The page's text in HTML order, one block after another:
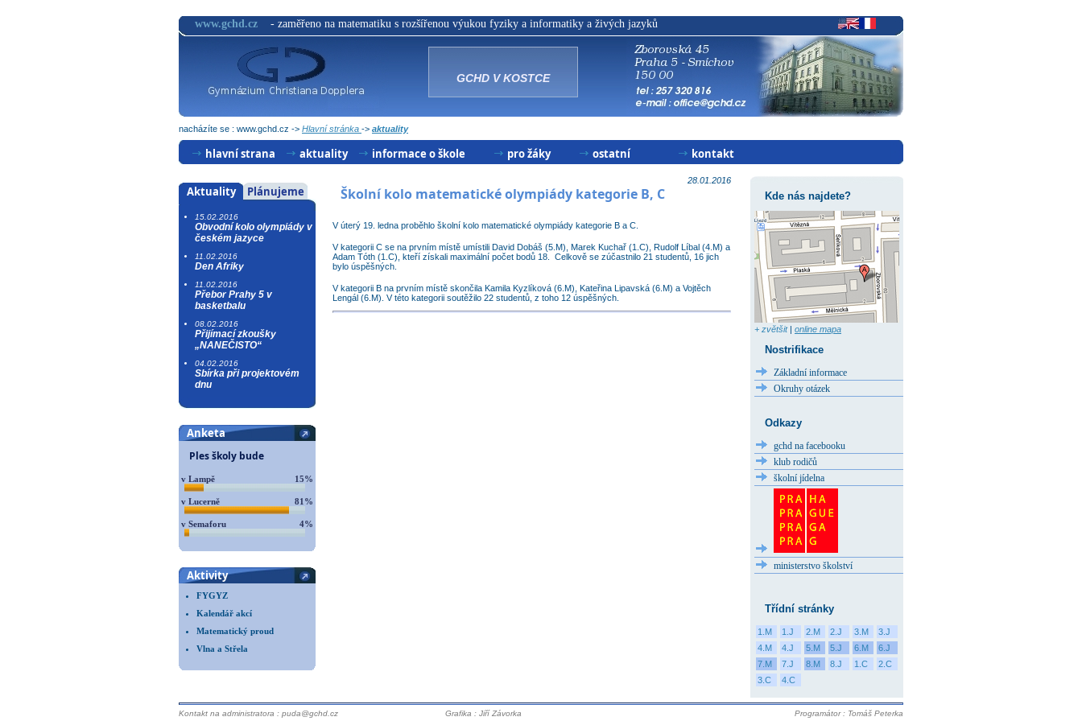
www.gchd.cz - zaměřeno na matematiku s rozšířenou výukou fyziky a informatiky a živých jazyků
GCHD V KOSTCE
nacházíte se : www.gchd.cz -> Hlavní stránka -> aktuality
hlavní strana
aktuality
úspěchy
archiv
informace o škole
přijímací řízení
studijní obory
učební plány
třídy
pro žáky
kalendář
knihovna
maturity
rozvrhy
suplování
ostatní
klub rodičů
školská rada
výroční zprávy
výzvy
kontakt
konzultace
Aktuality Plánujeme
15.02.2016
Obvodní kolo olympiády v
českém jazyce
11.02.2016
Den Afriky
11.02.2016
Přebor Prahy 5 v
basketbalu
08.02.2016
Přijímací zkoušky
„NANEČISTO“
04.02.2016
Sbírka při projektovém
dnu
Anketa
Ples školy bude
v Lampě 15%
v Lucerně 81%
v Semaforu 4%
Aktivity
FYGYZ
Kalendář akcí
Matematický proud
Vlna a Střela
28.01.2016
Školní kolo matematické olympiády kategorie B, C
V úterý 19. ledna proběhlo školní kolo matematické olympiády kategorie B a C.
V kategorii C se na prvním místě umístili David Dobáš (5.M), Marek Kuchař (1.C), Rudolf Líbal (4.M) a
Adam Tóth (1.C), kteří získali maximální počet bodů 18. Celkově se zúčastnilo 21 studentů, 16 jich
bylo úspěšných.
V kategorii B na prvním místě skončila Kamila Kyzlíková (6.M), Kateřina Lipavská (6.M) a Vojtěch
Lengál (6.M). V této kategorii soutěžilo 22 studentů, z toho 12 úspěšných.
Kde nás najdete?
+ zvětšit | online mapa
Nostrifikace
Základní informace
Okruhy otázek
Odkazy
gchd na facebooku
klub rodičů
školní jídelna
ministerstvo školství
Třídní stránky
1.M 1.J 2.M 2.J 3.M
3.J
4.M
4.J 5.M 5.J 6.M
6.J
7.M
7.J 8.M 8.J 1.C
2.C
3.C
4.C
Kontakt na administratora : puda@gchd.cz Grafika : Jiří Závorka Programátor : Tomáš Peterka